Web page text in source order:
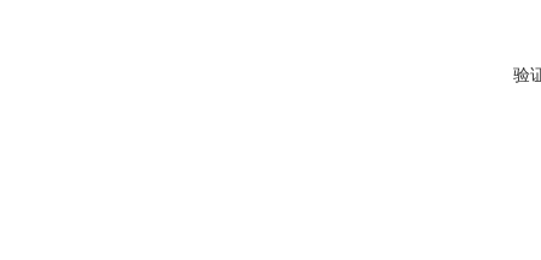
验